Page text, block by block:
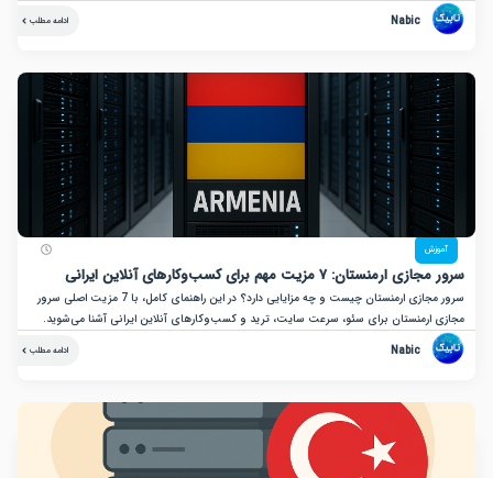
Nabic
۷ مزیت مهم برای کسب‌وکارهای آنلاین ایرانی
سرور مجازی ارمنستان چیست و چه مزایایی دارد؟ در این راهنمای کامل، با 7 مزیت اصلی سرور
برای سئو، سرعت سایت، ترید و کسب‌وکارهای آنلاین ایرانی آشنا می‌شوید.
Nabic